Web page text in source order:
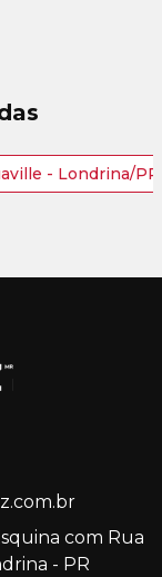
- Londrina/PR
com Rua
- PR